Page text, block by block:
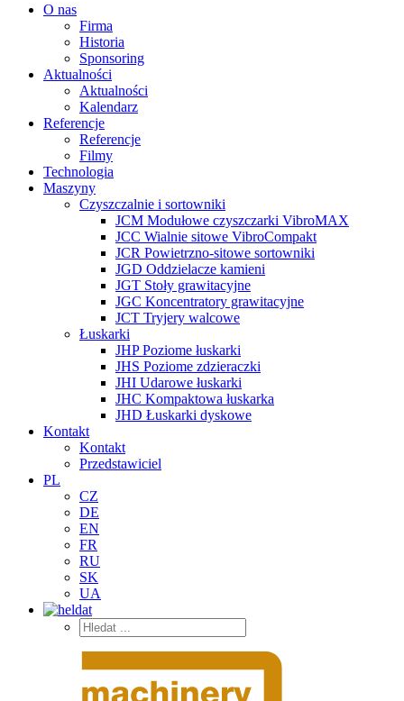
O nas
Firma
Historia
Sponsoring
Aktualności
Aktualności
Kalendarz
Referencje
Referencje
Filmy
Technologia
Maszyny
Czyszczalnie i sortowniki
JCM Modułowe czyszczarki VibroMAX
JCC Wialnie sitowe VibroCompakt
JCR Powietrzno-sitowe sortowniki
JGD Oddzielacze kamieni
JGT Stoły grawitacyjne
JGC Koncentratory grawitacyjne
JCT Tryjery walcowe
Łuskarki
JHP Poziome łuskarki
JHS Poziome zdzieraczki
JHI Udarowe łuskarki
JHC Kompaktowa łuskarka
JHD Łuskarki dyskowe
Kontakt
Kontakt
Przedstawiciel
PL
CZ
DE
EN
FR
RU
SK
UA